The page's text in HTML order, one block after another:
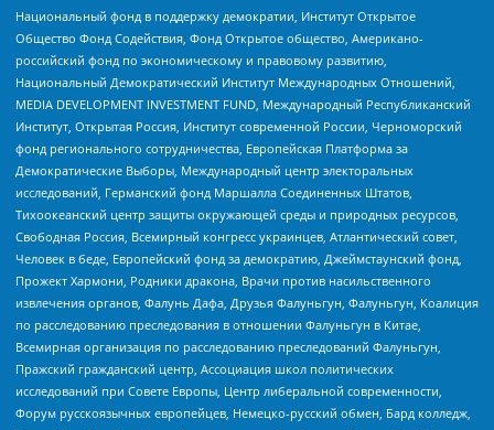
Национальный фонд в поддержку демократии, Институт Открытое
Общество Фонд Содействия, Фонд Открытое общество, Американо-
российский фонд по экономическому и правовому развитию,
Национальный Демократический Институт Международных Отношений,
MEDIA DEVELOPMENT INVESTMENT FUND, Международный Республиканский
Институт, Открытая Россия, Институт современной России, Черноморский
фонд регионального сотрудничества, Европейская Платформа за
Демократические Выборы, Международный центр электоральных
исследований, Германский фонд Маршалла Соединенных Штатов,
Тихоокеанский центр защиты окружающей среды и природных ресурсов,
Свободная Россия, Всемирный конгресс украинцев, Атлантический совет,
Человек в беде, Европейский фонд за демократию, Джеймстаунский фонд,
Прожект Хармони, Родники дракона, Врачи против насильственного
извлечения органов, Фалунь Дафа, Друзья Фалуньгун, Фалуньгун, Коалиция
по расследованию преследования в отношении Фалуньгун в Китае,
Всемирная организация по расследованию преследований Фалуньгун,
Пражский гражданский центр, Ассоциация школ политических
исследований при Совете Европы, Центр либеральной современности,
Форум русскоязычных европейцев, Немецко-русский обмен, Бард колледж,